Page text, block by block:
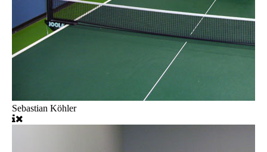
Sebastian Köhler